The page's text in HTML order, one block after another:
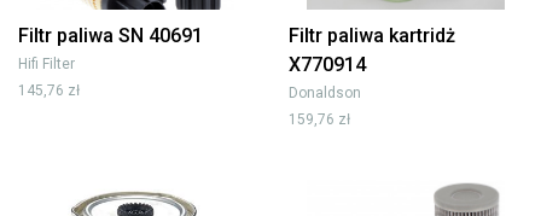
Filtr paliwa SN 40691
Hifi Filter
145,76 zł
Filtr paliwa kartridż
X770914
Donaldson
159,76 zł